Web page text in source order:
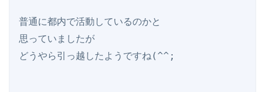
普通に都内で活動しているのかと
思っていましたが
どうやら引っ越したようですね(^^;